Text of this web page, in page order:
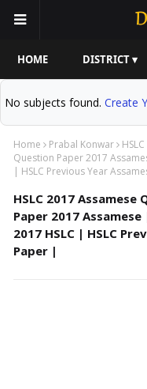
HOME DISTRICT ▾
No subjects found. Create
Home Prabal Konwar
Question Paper 2017
| HSLC Previous Year
HSLC 2017
Paper 2017
2017 HSLC | HSLC
Paper |